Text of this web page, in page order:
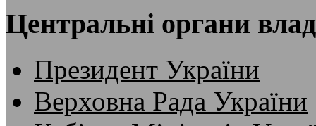
Центральні органи
Президент України
Верховна Рада України